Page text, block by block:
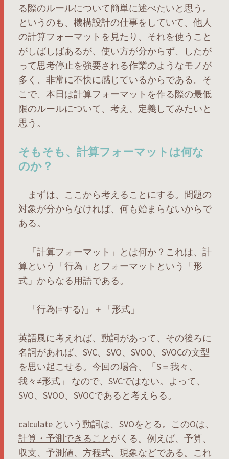
る際のルールについて簡単に述べたいと思う。
というのも、機構設計の仕事をしていて、他人
の計算フォーマットを見たり、それを使うこと
がしばしばあるが、使い方が分からず、したが
って思考停止を強要される作業のようなモノが
多く、非常に不快に感じているからである。そ
こで、本日は計算フォーマットを作る際の最低
限のルールについて、考え、定義してみたいと
思う。
そもそも、計算フォーマットは何な
のか？
まずは、ここから考えることにする。問題の
対象が分からなければ、何も始まらないからで
ある。
「計算フォーマット」とは何か？これは、計
算という「行為」とフォーマットという「形
式」からなる用語である。
「行為(=する)」＋「形式」
英語風に考えれば、動詞があって、その後ろに
名詞があれば、SVC、SVO、SVOO、SVOCの文型
を思い起こせる。今回の場合、「S＝我々、
我々≠形式」 なので、SVCではない。よって、
SVO、SVOO、SVOCであると考えらる。
calculate という動詞は、SVOをとる。このOは、
計算・予測できること がくる。例えば、予算、
収支、予測値、方程式、現象などである。これ